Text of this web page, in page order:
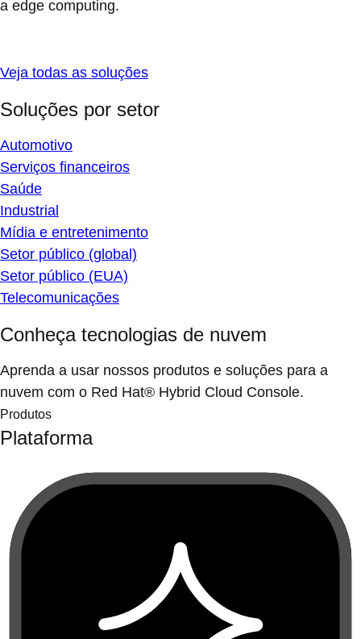
a edge computing.
Veja todas as soluções
Soluções por setor
Automotivo
Serviços financeiros
Saúde
Industrial
Mídia e entretenimento
Setor público (global)
Setor público (EUA)
Telecomunicações
Conheça tecnologias de nuvem
Aprenda a usar nossos produtos e soluções para a
nuvem com o Red Hat® Hybrid Cloud Console.
Produtos
Plataforma